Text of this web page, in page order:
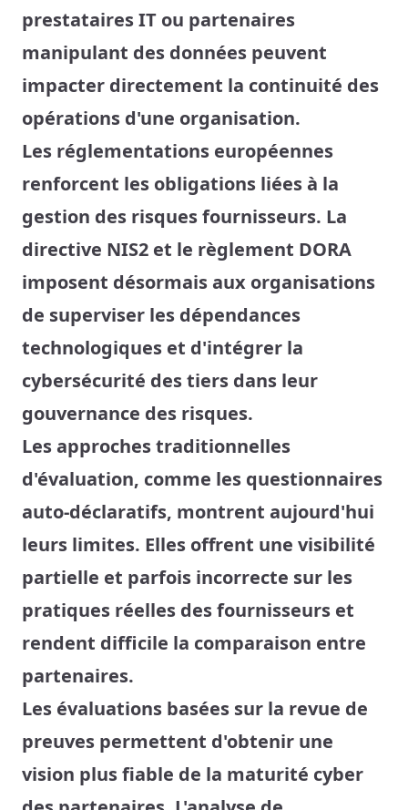
prestataires IT ou partenaires
manipulant des données peuvent
impacter directement la continuité des
opérations d'une organisation.
Les réglementations européennes
renforcent les obligations liées à la
gestion des risques fournisseurs. La
directive NIS2 et le règlement DORA
imposent désormais aux organisations
de superviser les dépendances
technologiques et d'intégrer la
cybersécurité des tiers dans leur
gouvernance des risques.
Les approches traditionnelles
d'évaluation, comme les questionnaires
auto-déclaratifs, montrent aujourd'hui
leurs limites. Elles offrent une visibilité
partielle et parfois incorrecte sur les
pratiques réelles des fournisseurs et
rendent difficile la comparaison entre
partenaires.
Les évaluations basées sur la revue de
preuves permettent d'obtenir une
vision plus fiable de la maturité cyber